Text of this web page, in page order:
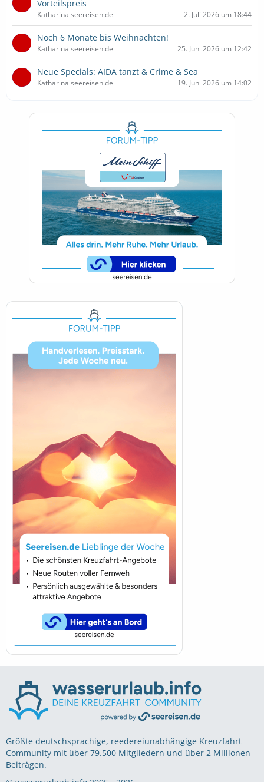
Vorteilspreis
Katharina seereisen.de 2. Juli 2026 um 18:44
Noch 6 Monate bis Weihnachten!
Katharina seereisen.de 25. Juni 2026 um 12:42
Neue Specials: AIDA tanzt & Crime & Sea
Katharina seereisen.de 19. Juni 2026 um 14:02
Größte deutschsprachige, reedereiunabhängige Kreuzfahrt
Community mit über 79.500 Mitgliedern und über 2 Millionen
Beiträgen.